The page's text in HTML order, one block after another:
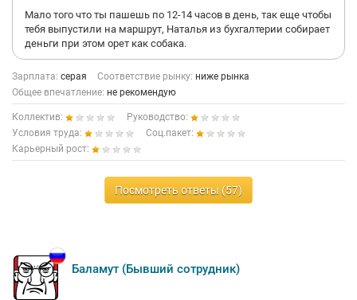
Мало того что ты пашешь по 12-14 часов в день, так еще чтобы
тебя выпустили на маршрут, Наталья из бухгалтерии собирает
деньги при этом орет как собака.
Зарплата: серая Соответствие рынку: ниже рынка
Общее впечатление: не рекомендую
Коллектив:
Руководство:
Условия труда:
Соц.пакет:
Карьерный рост:
Посмотреть ответы (57)
Баламут (Бывший сотрудник)